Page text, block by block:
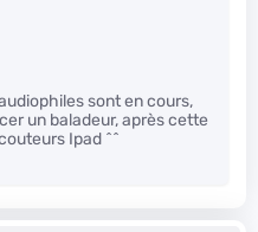
sont en cours,
un baladeur, après cette
Ipad ^^